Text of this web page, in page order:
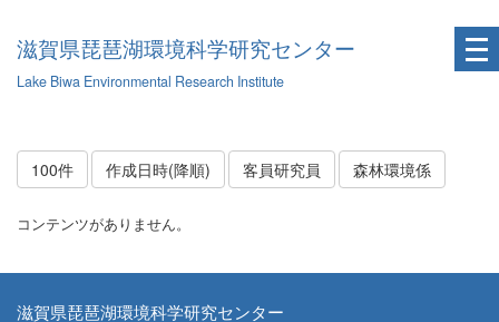
滋賀県琵琶湖環境科学研究センター
Lake Biwa Environmental Research Institute
100件 作成日時(降順) 客員研究員 森林環境係
コンテンツがありません。
滋賀県琵琶湖環境科学研究センター